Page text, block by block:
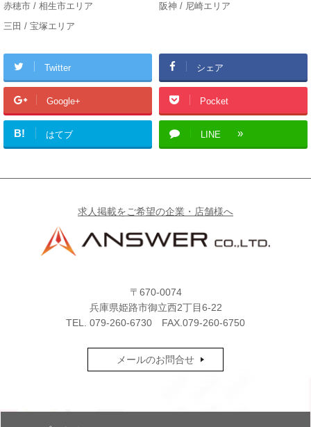
赤穂市 / 相生市エリア
阪神 / 尼崎エリア
三田 / 宝塚エリア
Twitter シェア
Google+ Pocket
B! はてブ LINE
求人掲載をご希望の企業・店舗様へ
〒670-0074
兵庫県姫路市御立西2丁目6-22
TEL. 079-260-6730 FAX.079-260-6750
メールのお問合せ